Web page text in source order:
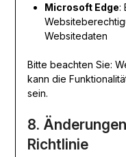
Microsoft Edge:
Websitedaten
Bitte beachten Sie:
kann die
sein.
8.
Richtlinie